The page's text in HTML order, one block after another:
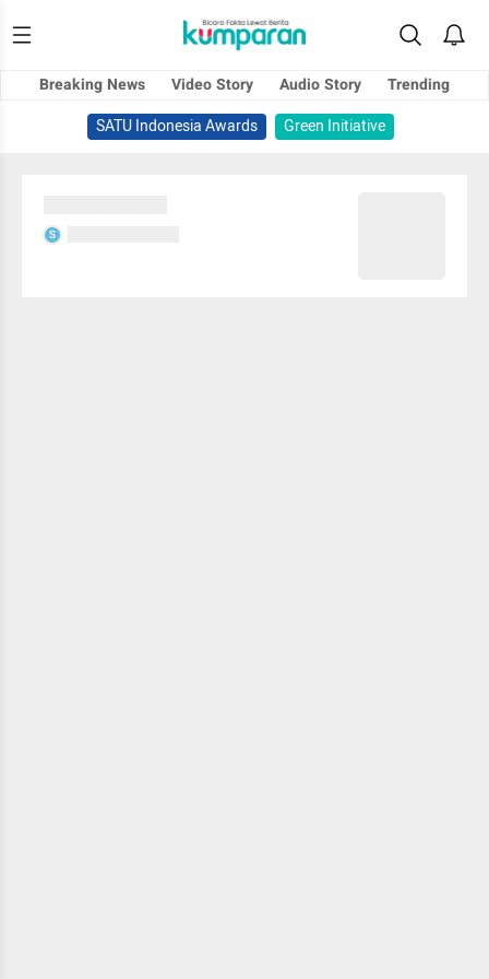
Breaking News Video Story Audio Story
Trending
SATU Indonesia Awards
Green Initiative
S